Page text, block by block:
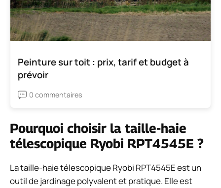
Peinture sur toit : prix, tarif et budget à
prévoir
0 commentaires
Pourquoi choisir la taille-haie
télescopique Ryobi RPT4545E ?
La taille-haie télescopique Ryobi RPT4545E est un
outil de jardinage polyvalent et pratique. Elle est